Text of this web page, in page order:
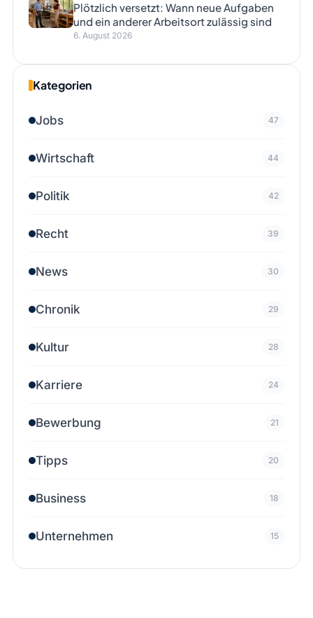
Plötzlich versetzt: Wann neue Aufgaben
und ein anderer Arbeitsort zulässig sind
6. August 2026
Kategorien
Jobs 47
Wirtschaft 44
Politik 42
Recht 39
News 30
Chronik 29
Kultur 28
Karriere 24
Bewerbung 21
Tipps 20
Business 18
Unternehmen 15